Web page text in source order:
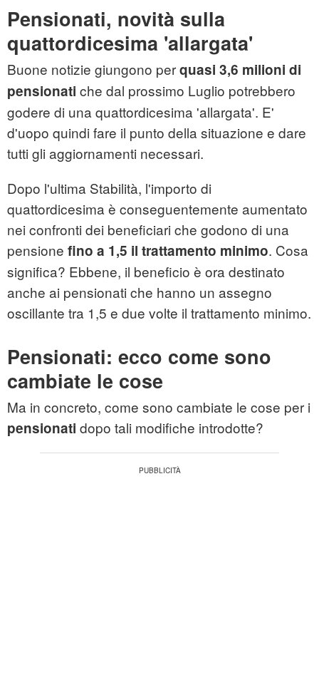
Pensionati, novità sulla
quattordicesima 'allargata'
Buone notizie giungono perquasi 3,6 milioni di
pensionati che dal prossimo Luglio potrebbero
godere di una quattordicesima 'allargata'. E'
d'uopo quindi fare il punto della situazione e dare
tutti gli aggiornamenti necessari.
Dopo l'ultima Stabilità, l'importo di
quattordicesima è conseguentemente aumentato
nei confronti dei beneficiari che godono di una
pensione fino a 1,5 il trattamento minimo. Cosa
significa? Ebbene, il beneficio è ora destinato
anche ai pensionati che hanno un assegno
oscillante tra 1,5 e due volte il trattamento minimo.
Pensionati: ecco come sono
cambiate le cose
Ma in concreto, come sono cambiate le cose per i
pensionati dopo tali modifiche introdotte?